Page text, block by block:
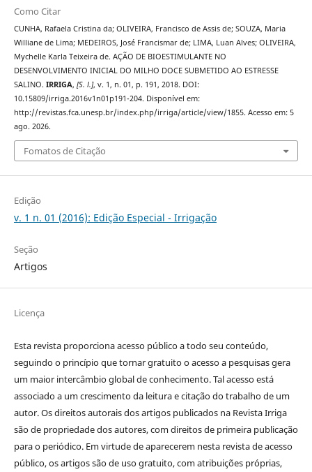
Como Citar
CUNHA, Rafaela Cristina da; OLIVEIRA, Francisco de Assis de; SOUZA, Maria
Williane de Lima; MEDEIROS, José Francismar de; LIMA, Luan Alves; OLIVEIRA,
Mychelle Karla Teixeira de. AÇÃO DE BIOESTIMULANTE NO
DESENVOLVIMENTO INICIAL DO MILHO DOCE SUBMETIDO AO ESTRESSE
SALINO. IRRIGA, [S. l.], v. 1, n. 01, p. 191, 2018. DOI:
10.15809/irriga.2016v1n01p191-204. Disponível em:
http://revistas.fca.unesp.br/index.php/irriga/article/view/1855. Acesso em: 5
ago. 2026.
Fomatos de Citação
Edição
v. 1 n. 01 (2016): Edição Especial - Irrigação
Seção
Artigos
Licença
Esta revista proporciona acesso público a todo seu conteúdo,
seguindo o princípio que tornar gratuito o acesso a pesquisas gera
um maior intercâmbio global de conhecimento. Tal acesso está
associado a um crescimento da leitura e citação do trabalho de um
autor. Os direitos autorais dos artigos publicados na Revista Irriga
são de propriedade dos autores, com direitos de primeira publicação
para o periódico. Em virtude de aparecerem nesta revista de acesso
público, os artigos são de uso gratuito, com atribuições próprias,